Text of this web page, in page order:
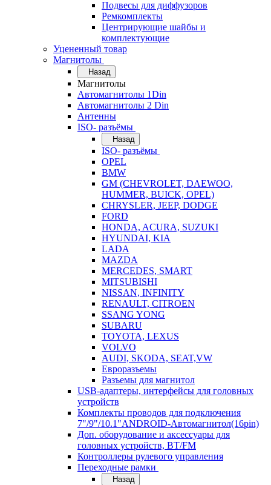
Подвесы для диффузоров
Ремкомплекты
Центрирующие шайбы и
комплектующие
Уцененный товар
Магнитолы
Назад
Магнитолы
Автомагнитолы 1Din
Автомагнитолы 2 Din
Антенны
ISO- разъёмы
Назад
ISO- разъёмы
OPEL
BMW
GM (CHEVROLET, DAEWOO,
HUMMER, BUICK, OPEL)
CHRYSLER, JEEP, DODGE
FORD
HONDA, ACURA, SUZUKI
HYUNDAI, KIA
LADA
MAZDA
MERCEDES, SMART
MITSUBISHI
NISSAN, INFINITY
RENAULT, CITROEN
SSANG YONG
SUBARU
TOYOTA, LEXUS
VOLVO
AUDI, SKODA, SEAT,VW
Евроразъемы
Разъемы для магнитол
USB-адаптеры, интерфейсы для головных
устройств
Комплекты проводов для подключения
7"/9"/10.1"ANDROID-Автомагнитол(16pin)
Доп. оборудование и аксессуары для
головных устройств, BT/FM
Контроллеры рулевого управления
Переходные рамки
Назад